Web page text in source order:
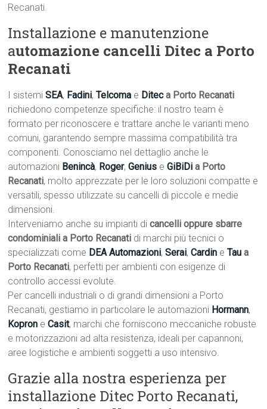
Recanati.
Installazione e manutenzione
automazione cancelli Ditec a Porto
Recanati
I sistemiSEA, Fadini,Telcoma e Diteca Porto Recanati
richiedono competenze specifiche: il nostro team è
formato per riconoscere e trattare anche le varianti meno
comuni, garantendo sempre massima compatibilità tra
componenti. Conosciamo nel dettaglio anche le
automazioni Benincà, Roger,Genius eGiBiDi a Porto
Recanati, molto apprezzate per le loro soluzioni compatte e
versatili, spesso utilizzate su cancelli di piccole e medie
dimensioni.
Interveniamo anche su impianti dicancelli oppure sbarre
condominiali a Porto Recanati di marchi più tecnici o
specializzati come DEA Automazioni,Serai,Cardin eTau a
Porto Recanati, perfetti per ambienti con esigenze di
controllo accessi evolute.
Per cancelli industriali o di grandi dimensioni a Porto
Recanati, gestiamo in particolare le automazioni Hormann,
Kopron eCasit, marchi che forniscono meccaniche robuste
e motorizzazioni ad alta resistenza, ideali per capannoni,
aree logistiche e ambienti soggetti a uso intensivo.
Grazie alla nostra esperienza per
installazione Ditec Porto Recanati,